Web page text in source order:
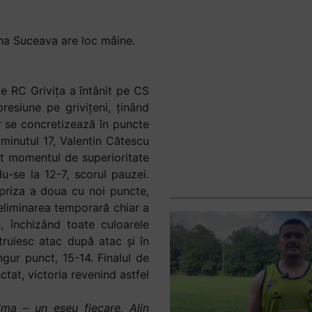
Suceava are loc mâine.
RC Grivița a întânit pe CS
pe grivițeni, ținând
concretizează în puncte
17, Valentin Cătescu
momentul de superioritate
se la 12-7, scorul pauzei.
a doua cu noi puncte,
temporară chiar a
închizând toate culoarele
atac după atac și în
punct, 15-14. Finalul de
victoria revenind astfel
– un eseu fiecare, Alin